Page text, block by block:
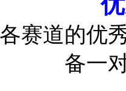
赛道的优
备一